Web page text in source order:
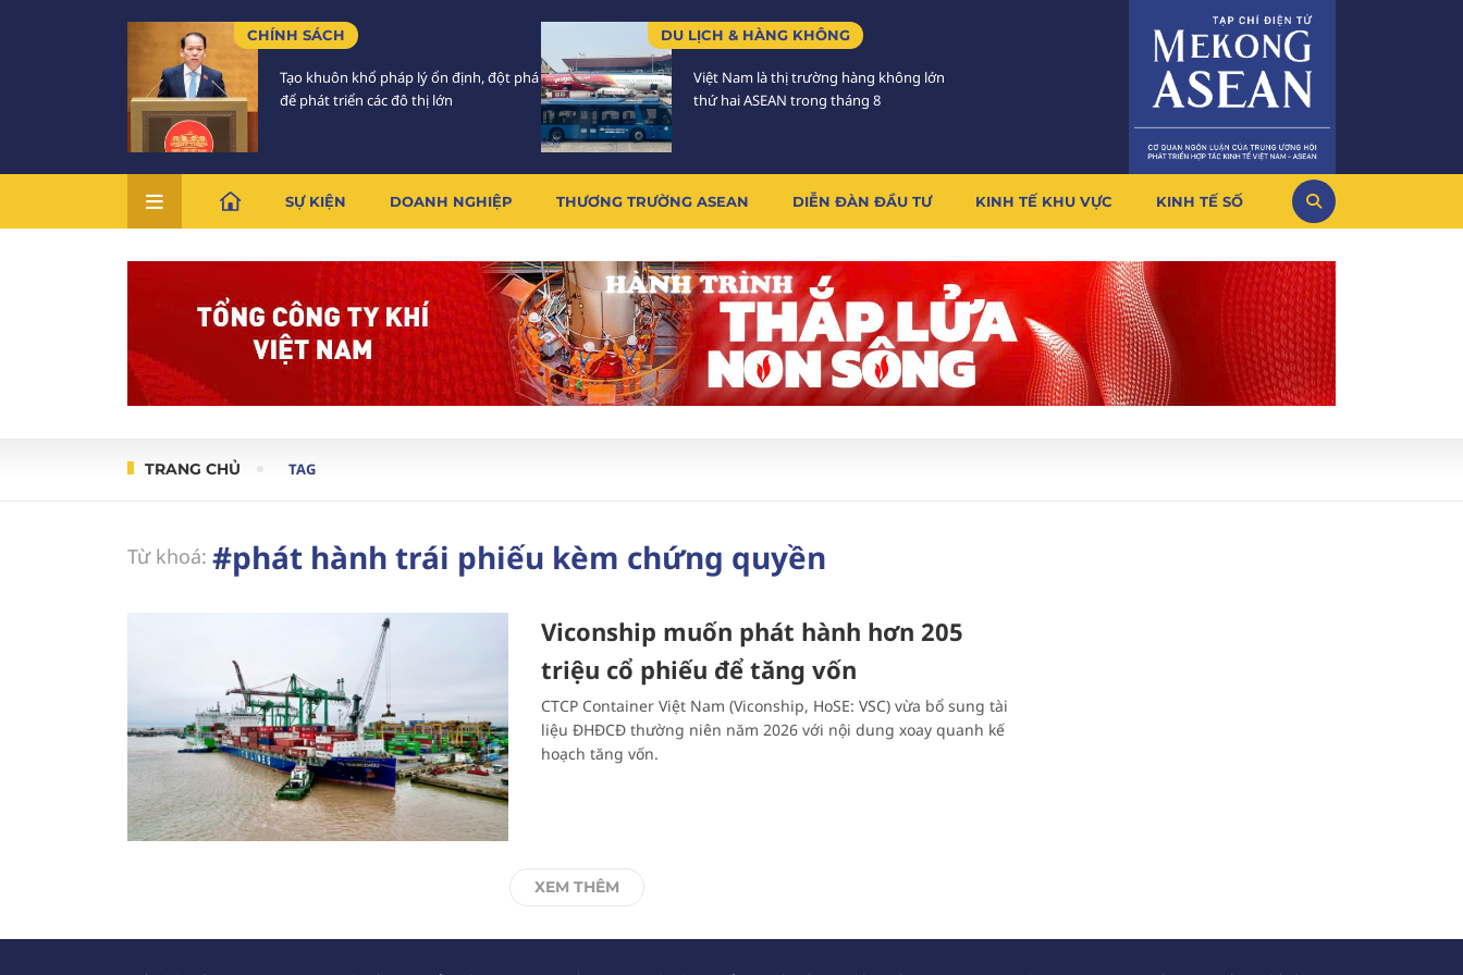
CHÍNH SÁCH
Tạo khuôn khổ pháp lý ổn định, đột phá
để phát triển các đô thị lớn
DU LỊCH & HÀNG KHÔNG
Việt Nam là thị trường hàng không lớn
thứ hai ASEAN trong tháng 8
SỰ KIỆN DOANH NGHIỆP THƯƠNG TRƯỜNG ASEAN DIỄN ĐÀN ĐẦU TƯ KINH TẾ KHU VỰC KINH TẾ SỐ
TRANG CHỦ TAG
Từ khoá: #phát hành trái phiếu kèm chứng quyền
Viconship muốn phát hành hơn 205
triệu cổ phiếu để tăng vốn
CTCP Container Việt Nam (Viconship, HoSE: VSC) vừa bổ sung tài
liệu ĐHĐCĐ thường niên năm 2026 với nội dung xoay quanh kế
hoạch tăng vốn.
XEM THÊM